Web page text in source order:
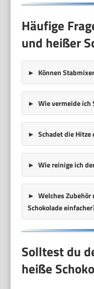
Häufige
und heißer
Können
Wie vermeide ich
Schadet die Hitze
Wie reinige ich
Welches Zubehör
Schokolade
Solltest du
heiße